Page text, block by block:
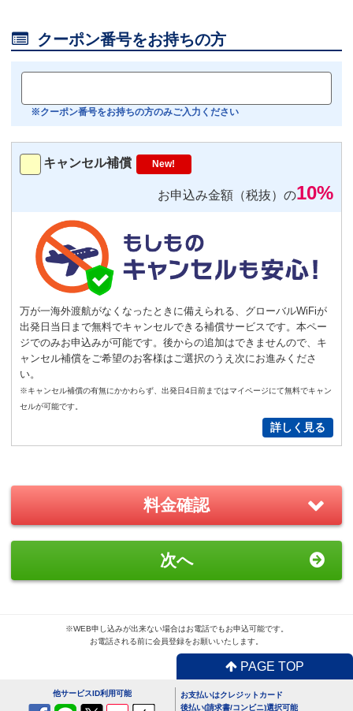
おすすめ
Bluetoothイヤホン対応
トランスミッター
－ 0
気圧コントロール機能付き耳栓
1,540円（税込）/個
通常
Sサイズ － 0 ＋
New!
おすすめ
ルセット
1,870円/日（税込）
USBx4ポートACアダプター
110円/日（税込）
 クーポン番号をお持ちの方
※クーポン番号をお持ちの方のみご入力ください
キャンセル補償 New!
お申込み金額（税抜）の10%
万が一海外渡航がなくなったときに備えられる、グローバルWiFiが
出発日当日まで無料でキャンセルできる補償サービスです。本ペー
ジでのみお申込みが可能です。後からの追加はできませんので、キ
ャンセル補償をご希望のお客様はご選択のうえ次にお進みくださ
い。
※キャンセル補償の有無にかかわらず、出発日4日前まではマイページにて無料でキャン
セルが可能です。
詳しく見る
料金確認
次へ
※WEB申し込みが出来ない場合はお電話でもお申込可能です。
お電話される前に会員登録をお願いいたします。
PAGE TOP
他サービスID利用可能
お支払いはクレジットカード
後払い(請求書/コンビニ)選択可能